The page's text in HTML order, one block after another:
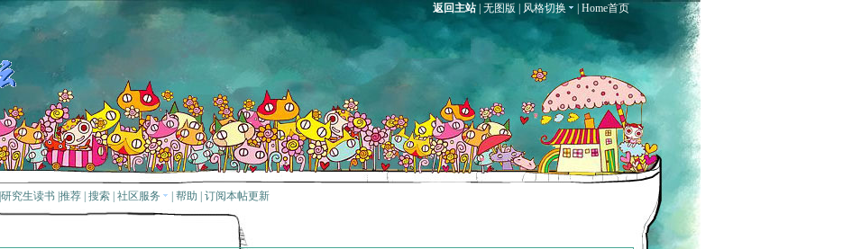
返回主站| 无图版 风格切换 Home首页
研究生读书 推荐 搜索 社区服务 帮助 订阅本帖更新